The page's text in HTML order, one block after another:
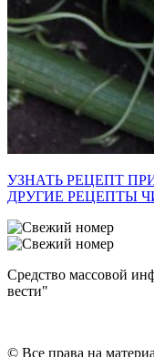
УЗНАТЬ РЕЦЕПТ
ДРУГИЕ РЕЦЕПТЫ
Средство массовой
вести"
© Все права на